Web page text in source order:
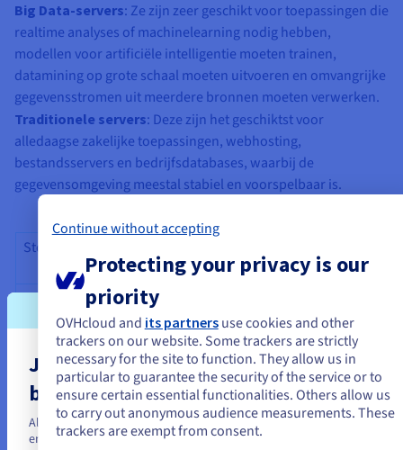
Big Data-servers: Ze zijn zeer geschikt voor toepassingen die
realtime analyses of machinelearning nodig hebben,
modellen voor artificiële intelligentie moeten trainen,
datamining op grote schaal moeten uitvoeren en omvangrijke
gegevensstromen uit meerdere bronnen moeten verwerken.
Traditionele servers: Deze zijn het geschiktst voor
alledaagse zakelijke toepassingen, webhosting,
bestandsservers en bedrijfsdatabases, waarbij de
gegevensomgeving meestal stabiel en voorspelbaar is.
Storage – volume
waarde
Om betekenisvolle
inzichten op te
leveren, moet u
enorme volumes met
veel verschillende
typen data inzetten.
Daardoor wordt
leveren de brute
kracht en prestaties
die nodig zijn voor
de intensieve
verwerkingseisen
van big data en
bieden de
prijs-
en
Je lijkt je in Verenigde Staten te
bevinden.
Als je wilt bestellen vanuit [land], moet je de juiste website
en een account aanmaken.
Continue without accepting
Protecting your privacy is our
priority
OVHcloud and its partnersuse cookies and other
trackers on our website. Some trackers are strictly
necessary for the site to function. They allow us in
particular to guarantee the security of the service or to
ensure certain essential functionalities. Others allow us
to carry out anonymous audience measurements. These
trackers are exempt from consent.